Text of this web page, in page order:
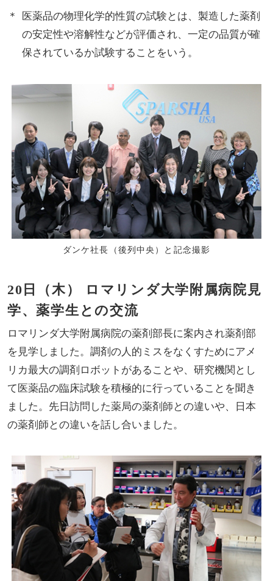
医薬品の物理化学的性質の試験とは、製造した薬剤
の安定性や溶解性などが評価され、一定の品質が確
保されているか試験することをいう。
ダンケ社長（後列中央）と記念撮影
20日（木） ロマリンダ大学附属病院見
学、薬学生との交流
ロマリンダ大学附属病院の薬剤部長に案内され薬剤部
を見学しました。調剤の人的ミスをなくすためにアメ
リカ最大の調剤ロボットがあることや、研究機関とし
て医薬品の臨床試験を積極的に行っていることを聞き
ました。先日訪問した薬局の薬剤師との違いや、日本
の薬剤師との違いを話し合いました。